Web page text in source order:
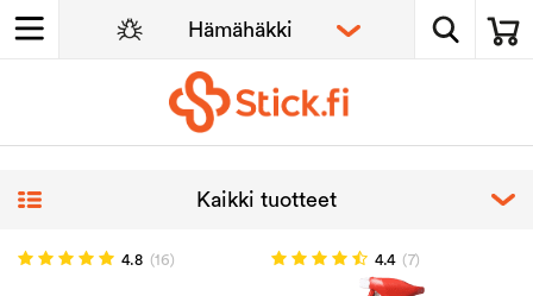
4.8 (16) 4.4 (7)